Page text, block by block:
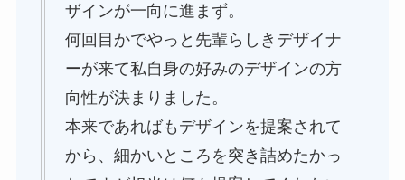
ザインが一向に進まず。
何回目かでやっと先輩らしきデザイナ
ーが来て私自身の好みのデザインの方
向性が決まりました。
本来であればもデザインを提案されて
から、細かいところを突き詰めたかっ